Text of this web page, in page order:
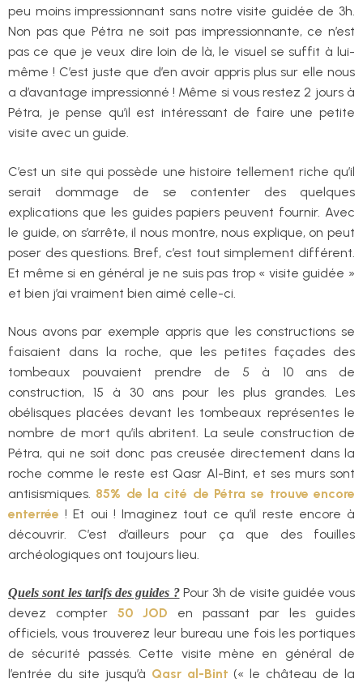
peu moins impressionnant sans notre visite guidée de 3h.
Non pas que Pétra ne soit pas impressionnante, ce n’est
pas ce que je veux dire loin de là, le visuel se suffit à lui-
même ! C’est juste que d’en avoir appris plus sur elle nous
a d’avantage impressionné ! Même si vous restez 2 jours à
Pétra, je pense qu’il est intéressant de faire une petite
visite avec un guide.
C’est un site qui possède une histoire tellement riche qu’il
serait dommage de se contenter des quelques
explications que les guides papiers peuvent fournir. Avec
le guide, on s’arrête, il nous montre, nous explique, on peut
poser des questions. Bref, c’est tout simplement différent.
Et même si en général je ne suis pas trop « visite guidée »
et bien j’ai vraiment bien aimé celle-ci.
Nous avons par exemple appris que les constructions se
faisaient dans la roche, que les petites façades des
tombeaux pouvaient prendre de 5 à 10 ans de
construction, 15 à 30 ans pour les plus grandes. Les
obélisques placées devant les tombeaux représentes le
nombre de mort qu’ils abritent. La seule construction de
Pétra, qui ne soit donc pas creusée directement dans la
roche comme le reste est Qasr Al-Bint, et ses murs sont
antisismiques. 85% de la cité de Pétra se trouve encore
enterrée ! Et oui ! Imaginez tout ce qu’il reste encore à
découvrir. C’est d’ailleurs pour ça que des fouilles
archéologiques ont toujours lieu.
Quels sont les tarifs des guides ?Pour 3h de visite guidée vous
devez compter 50 JOD en passant par les guides
officiels, vous trouverez leur bureau une fois les portiques
de sécurité passés. Cette visite mène en général de
l’entrée du site jusqu’à Qasr al-Bint (« le château de la